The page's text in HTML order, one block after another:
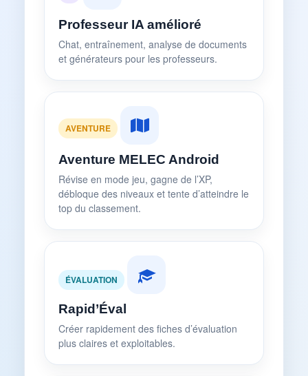
Professeur IA amélioré
Chat, entraînement, analyse de documents
et générateurs pour les professeurs.
AVENTURE
Aventure MELEC Android
Révise en mode jeu, gagne de l’XP,
débloque des niveaux et tente d’atteindre le
top du classement.
ÉVALUATION
Rapid’Éval
Créer rapidement des fiches d’évaluation
plus claires et exploitables.